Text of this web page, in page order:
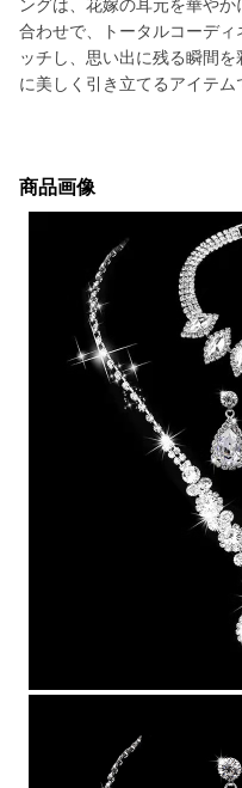
ングは、花嫁の耳元を華や
合わせで、トータルコーデ
ッチし、思い出に残る瞬間
に美しく引き立てるアイテム
商品画像